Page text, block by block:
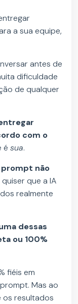
a sua equipe,
antes de
dificuldade
de qualquer
com o
ésua.
não
que a IA
realmente
dessas
ou 100%
fiéis em
Mas ao
os resultados